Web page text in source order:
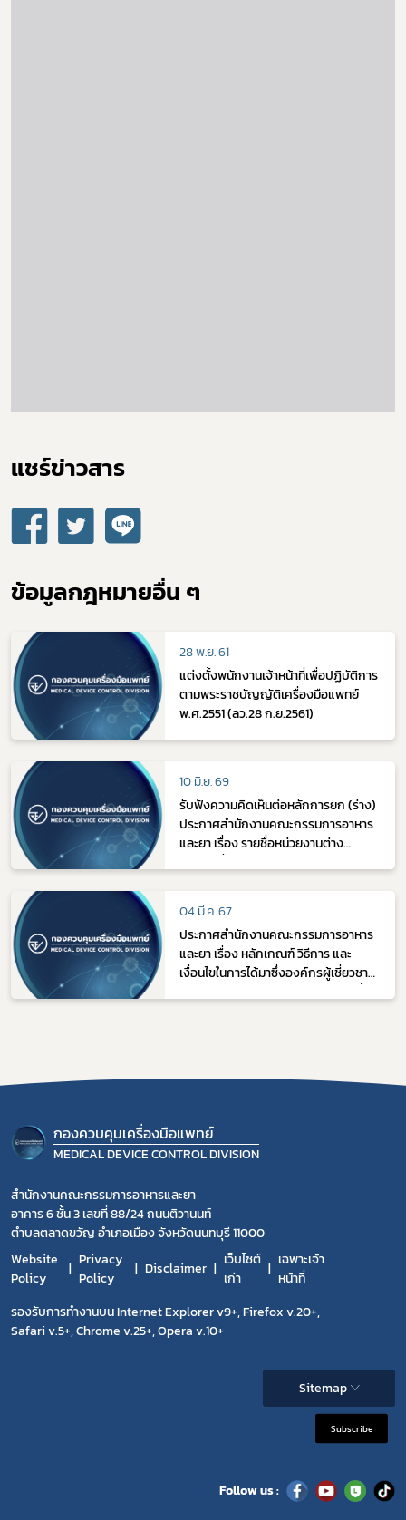
แชร์ข่าวสาร​
ข้อมูลกฎหมายอื่น ๆ
28 พ.ย. 61
แต่งตั้งพนักงานเจ้าหน้าที่เพื่อปฏิบัติการ
ตามพระราชบัญญัติเครื่องมือแพทย์
พ.ศ.2551 (ลว.28 ก.ย.2561)
10 มิ.ย. 69
รับฟังความคิดเห็นต่อหลักการยก (ร่าง)
ประกาศสำนักงานคณะกรรมการอาหาร
และยา เรื่อง รายชื่อหน่วยงานต่าง
รับรองเครื่องมือแพทย์หรือสถาน
ประกอบการด้านเครื่องมือแพทย์ (ฉบับที่
๒) พ.ศ. ....
04 มี.ค. 67
ประกาศสำนักงานคณะกรรมการอาหาร
และยา เรื่อง หลักเกณฑ์ วิธีการ และ
เงื่อนไขในการได้มาซึ่งองค์กรผู้เชี่ยวชาญ
กองควบคุมเครื่องมือแพทย์
MEDICAL DEVICE CONTROL DIVISION
สำนักงานคณะกรรมการอาหารและยา
อาคาร 6 ชั้น 3 เลขที่ 88/24 ถนนติวานนท์
ตำบลตลาดขวัญ อำเภอเมือง จังหวัดนนทบุรี 11000
Website
Policy
Privacy
Policy
Disclaimer
เว็บไซต์
เก่า
เฉพาะเจ้า
หน้าที่
รองรับการทำงานบน Internet Explorer v9+, Firefox v.20+,
Safari v.5+, Chrome v.25+, Opera v.10+
Sitemap
Subscribe
Follow us :